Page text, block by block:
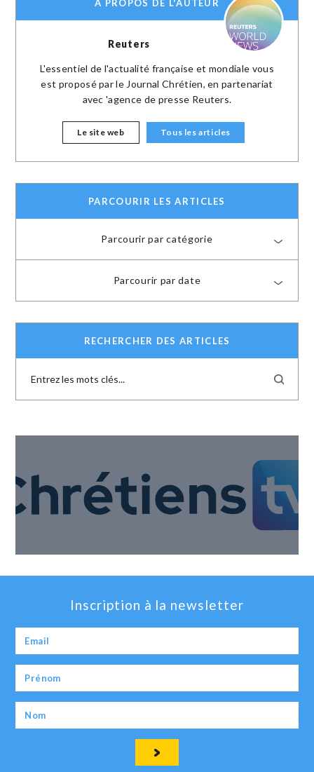
A PROPOS DE L'AUTEUR
Reuters
L'essentiel de l'actualité française et mondiale vous
est proposé par le Journal Chrétien, en partenariat
avec 'agence de presse Reuters.
Le site web Tous les articles
PARCOURIR LES ARTICLES
Parcourir par catégorie
Parcourir par date
RECHERCHER DES ARTICLES
Inscription à la newsletter